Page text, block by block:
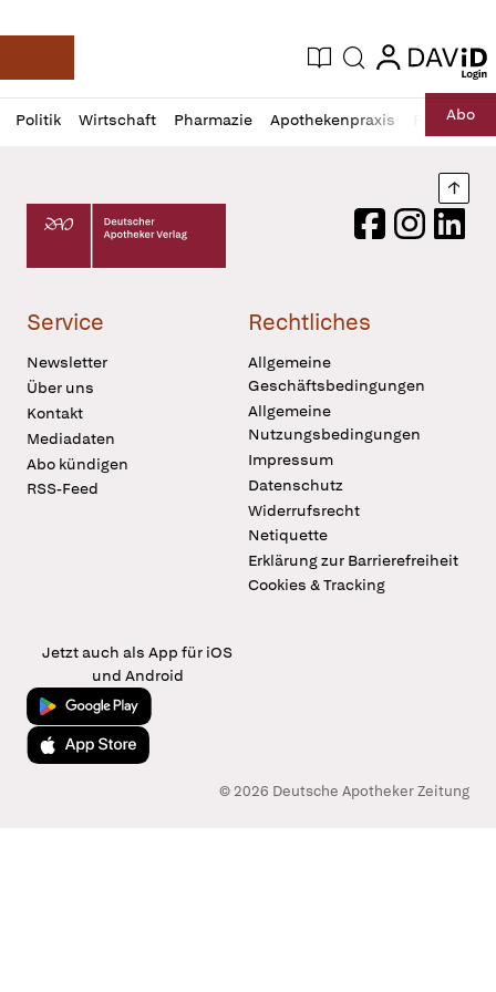
Deutsche Apotheker Zeitung
Aktuelle Ausgabe
Suche login
login
Politik Wirtschaft Pharmazie Apothekenpraxis RechtAbo
Profil
öffnen
Daz
Pur
Deutscher Apotheker Verlag Logo
FacebookInstagram
Service
Newsletter
Über uns
Kontakt
Mediadaten
Abo kündigen
RSS-Feed
Rechtliches
Allgemeine
Geschäftsbedingungen
Allgemeine
Nutzungsbedingungen
Impressum
Datenschutz
Widerrufsrecht
Netiquette
Erklärung zur Barrierefreiheit
Cookies & Tracking
Jetzt auch als App für iOS
und Android
Jetzt bei Google Play
Laden im App Store
© 2026 Deutsche Apotheker Zeitung